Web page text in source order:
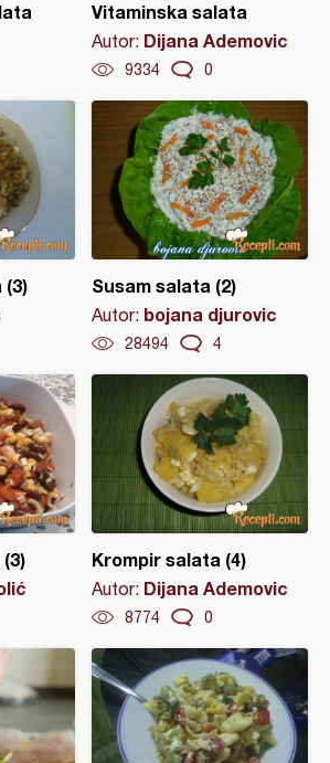
Vitaminska salata
Autor: Dijana Ademovic
9334 0
(3) Susam salata (2)
Autor: bojana djurovic
28494 4
Krompir salata (4)
Autor: Dijana Ademovic
8774 0